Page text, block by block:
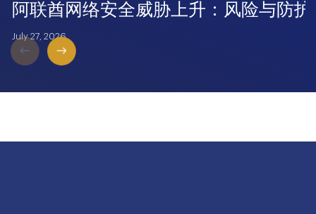
阿联酋网络安全威胁上升：风险与防护
July 27, 2026